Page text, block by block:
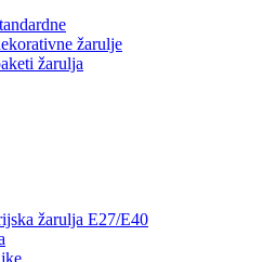
žarulje
žarulja
žarulja E27/E40